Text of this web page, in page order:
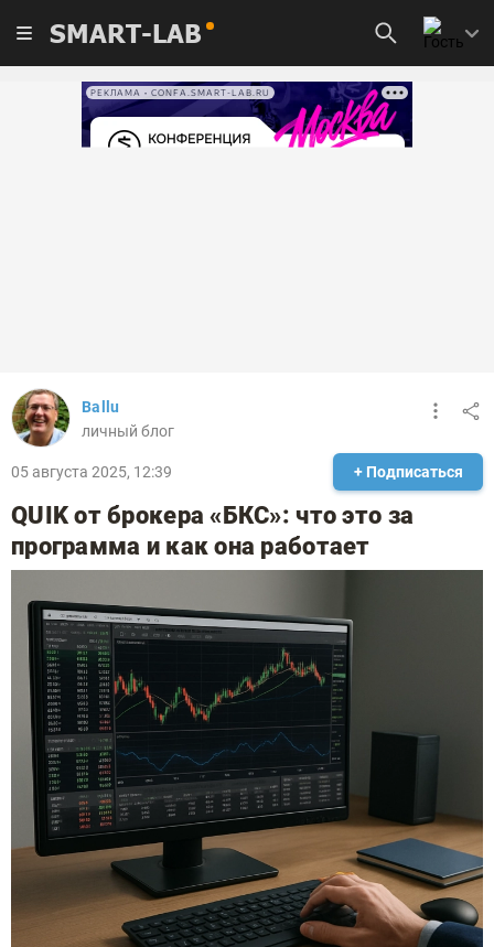
SMART-LAB
РЕКЛАМА • CONFA.SMART-LAB.RU
Ballu
личный блог
05 августа 2025, 12:39 + Подписаться
QUIK от брокера «БКС»: что это за
программа и как она работает